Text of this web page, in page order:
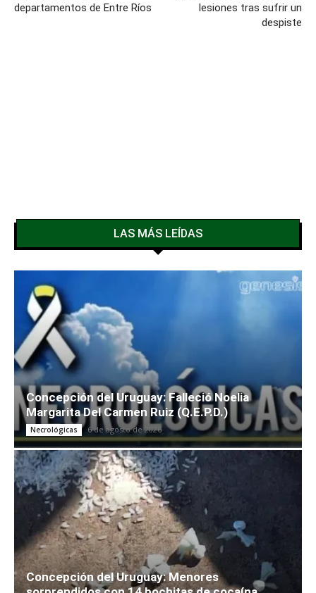
departamentos de Entre Ríos
lesiones tras sufrir un
despiste
LAS MÁS LEÍDAS
Concepción del Uruguay: Falleció Noelia
Margarita Del Carmen Ruiz (Q.E.P.D.)
Necrológicas 6 de agosto de 2026
Concepción del Uruguay: Menores